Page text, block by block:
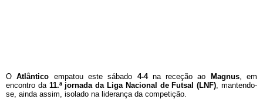
OAtlântico empatou este sábado 4-4na receção ao Magnus, em
encontro da 11.ª jornada da Liga Nacional de Futsal (LNF) , mantendo-
se, ainda assim, isolado na liderança da competição.